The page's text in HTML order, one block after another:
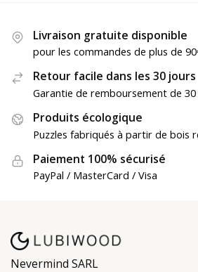
Livraison gratuite disponible
pour les commandes de plus de
Retour facile dans les 30 jours
Garantie de remboursement de
Produits écologique
Puzzles fabriqués à partir de bois
Paiement 100% sécurisé
PayPal / MasterCard / Visa
Nevermind SARL
BIM15BAM